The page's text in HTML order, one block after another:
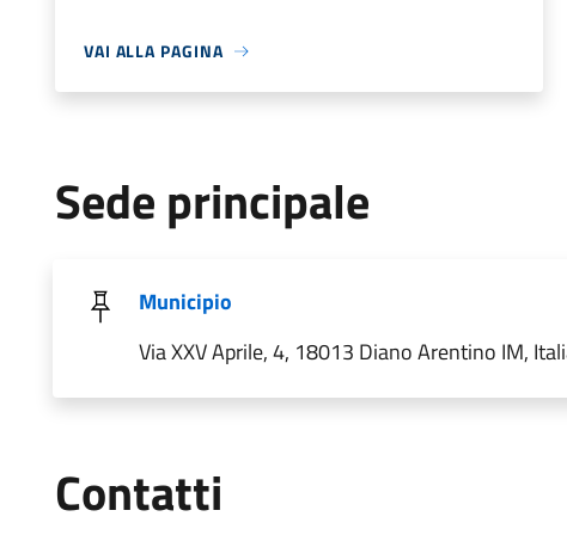
VAI ALLA PAGINA
Sede principale
Municipio
Via XXV Aprile, 4, 18013 Diano Arentino IM,
Contatti